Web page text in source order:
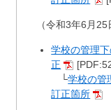
（令和3年6月25
学校の管理
正
└学校の管
訂正箇所